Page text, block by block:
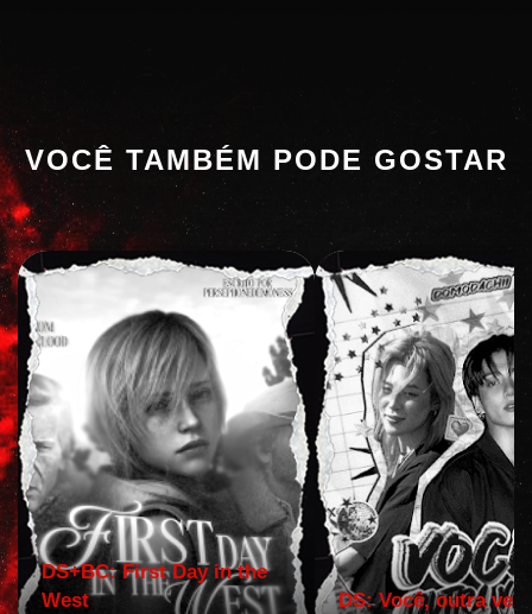
VOCÊ TAMBÉM PODE GOSTAR
DS+BC: First Day in the
West
DS: Você, outra vez!